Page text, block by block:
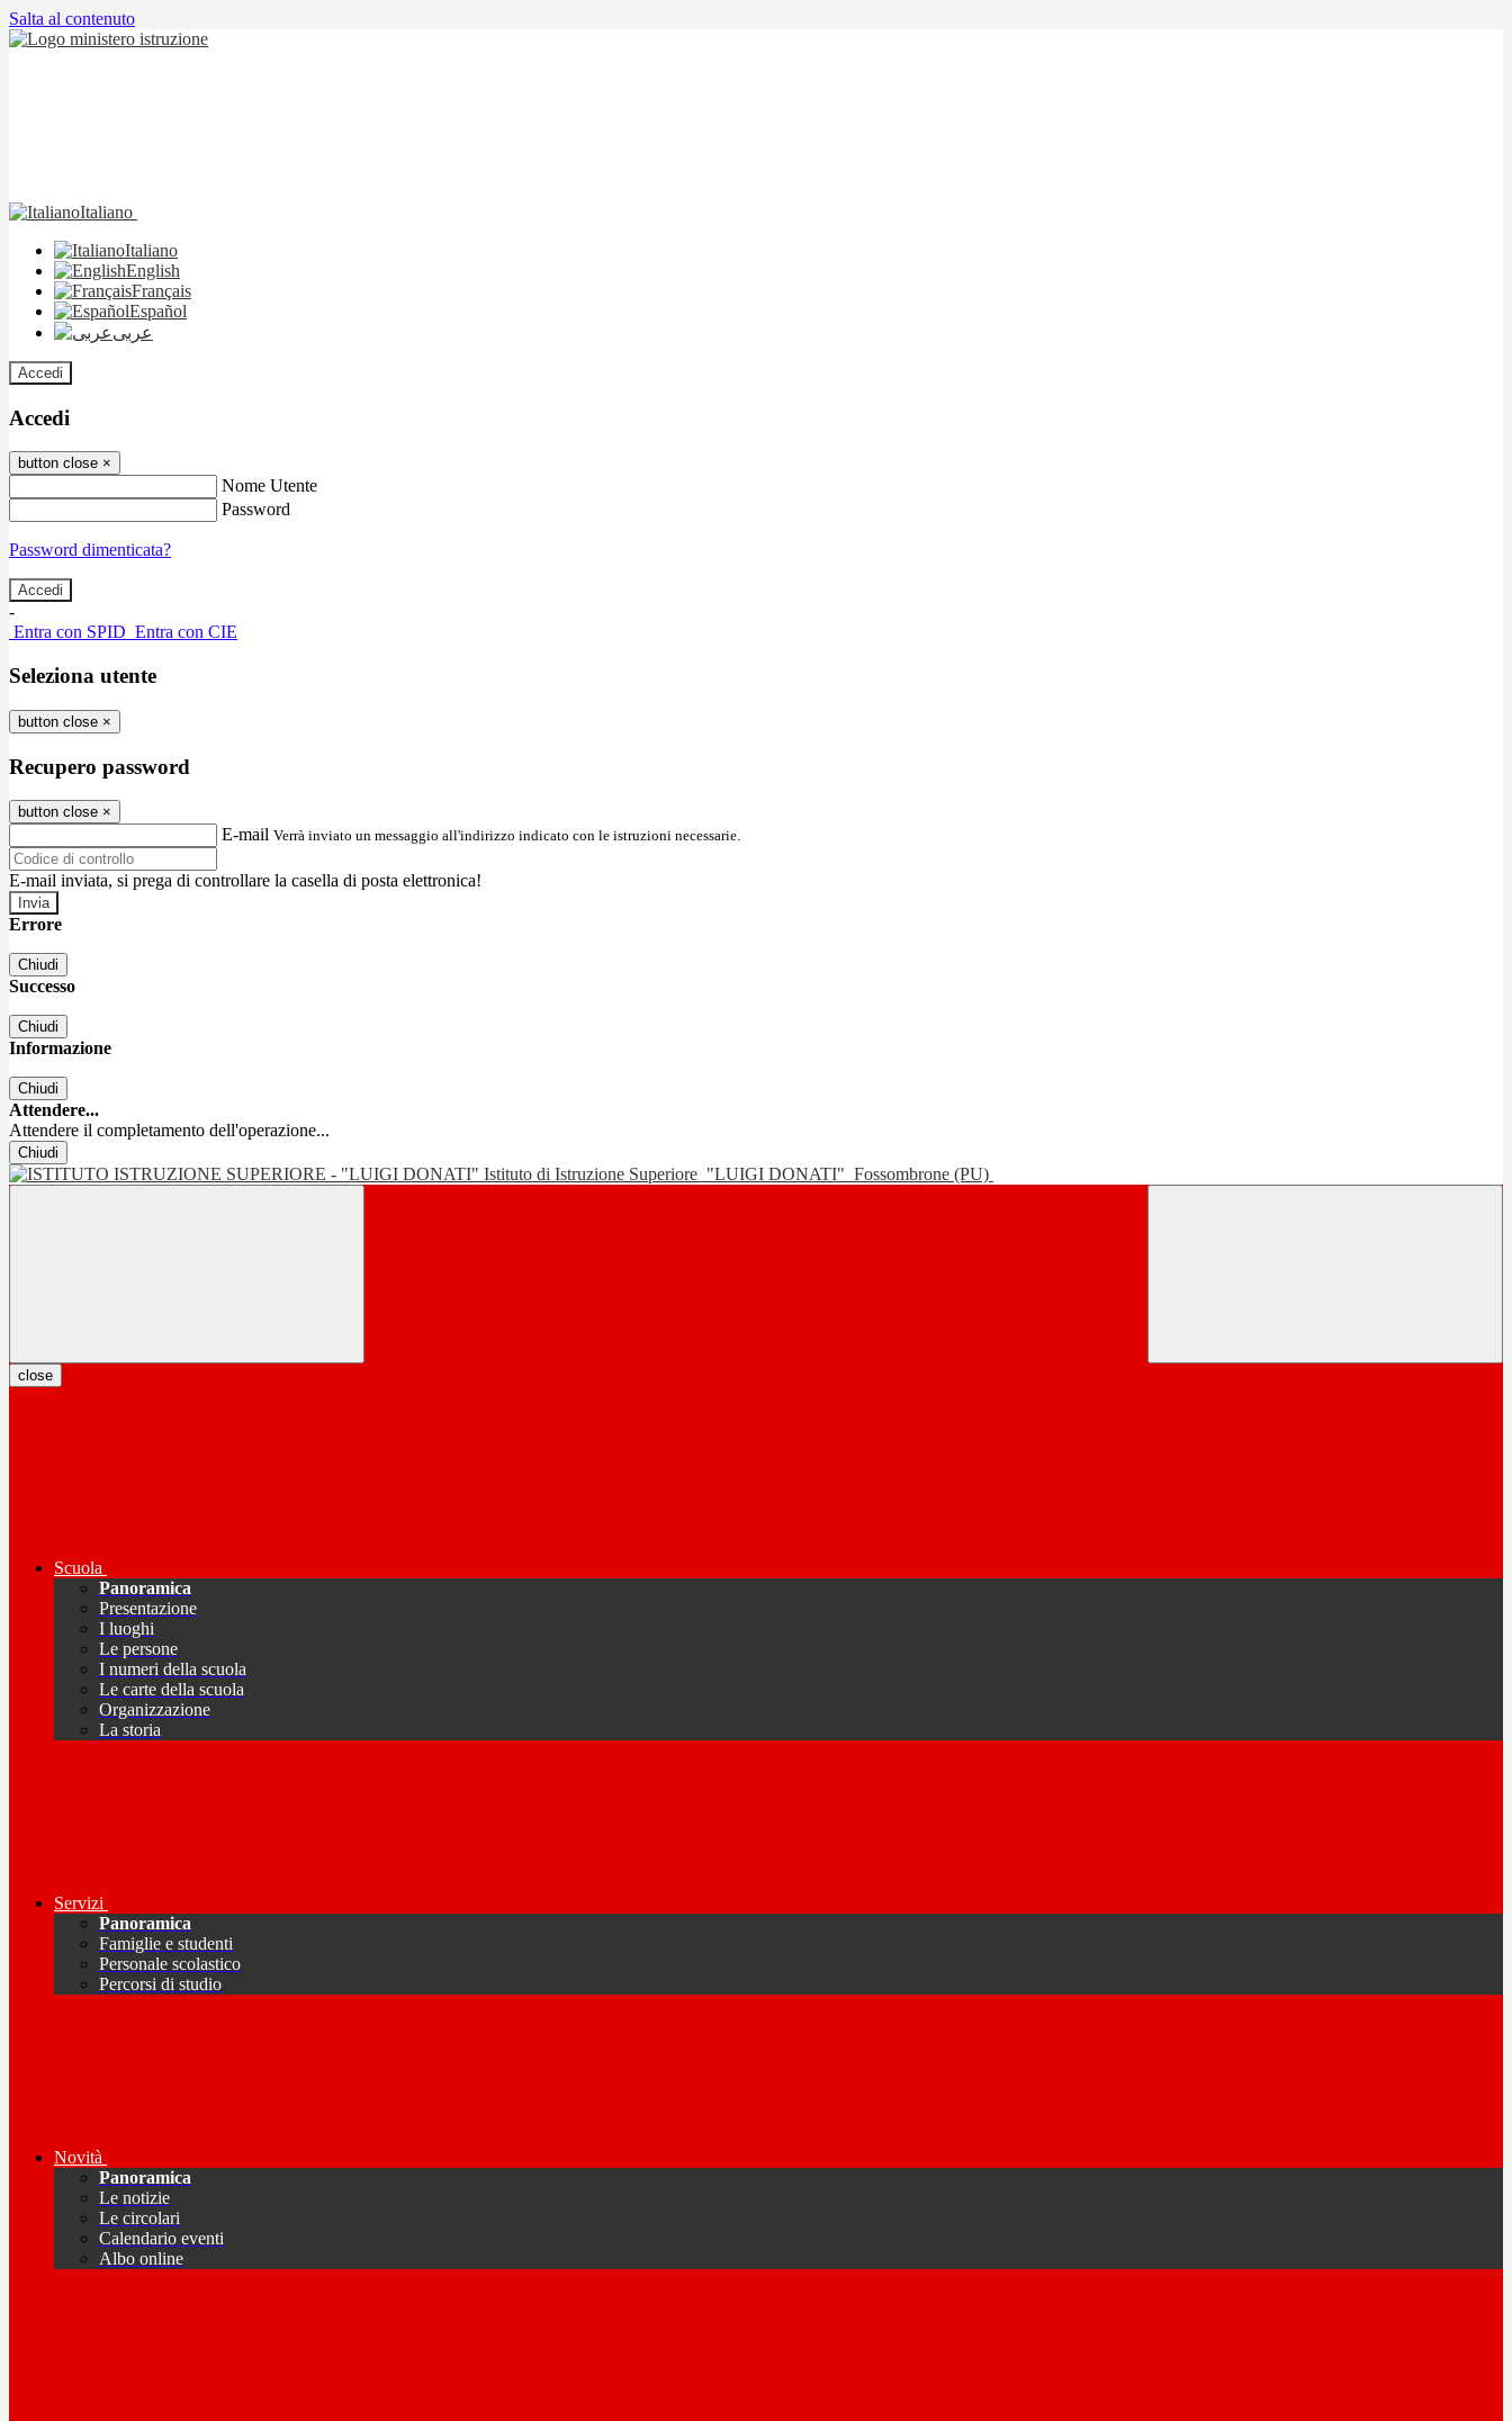
Salta al contenuto
Italiano
Italiano
English
Français
Español
عربى
Accedi
Accedi
button close ×
Nome Utente
Password
Password dimenticata?
-
Entra con SPID Entra con CIE
Seleziona utente
button close ×
Recupero password
button close ×
E-mail Verrà inviato un messaggio all'indirizzo indicato con le istruzioni necessarie.
E-mail inviata, si prega di controllare la casella di posta elettronica!
Errore
Chiudi
Successo
Chiudi
Informazione
Chiudi
Attendere...
Attendere il completamento dell'operazione...
Chiudi
Istituto di Istruzione Superiore "LUIGI DONATI" Fossombrone (PU)
close
Scuola
Panoramica
Presentazione
I luoghi
Le persone
I numeri della scuola
Le carte della scuola
Organizzazione
La storia
Servizi
Panoramica
Famiglie e studenti
Personale scolastico
Percorsi di studio
Novità
Panoramica
Le notizie
Le circolari
Calendario eventi
Albo online